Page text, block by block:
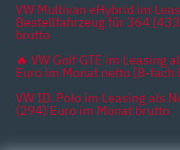
VW Multivan eHybrid im
Bestellfahrzeug für 364
brutto
🔥 VW Golf GTE im Leasing
Euro im Monat netto [8-fach
VW ID. Polo im Leasing als
(294) Euro im Monat brutto